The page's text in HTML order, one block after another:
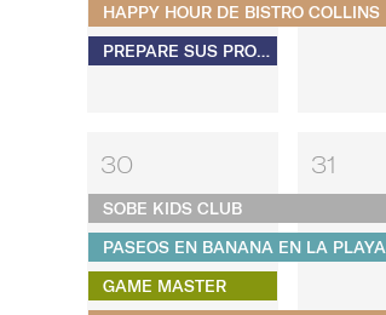
HAPPY HOUR DE BISTRO COLLINS
PREPARE SUS PROPIOS S'MORES
30
SOBE KIDS CLUB
PASEOS EN BANANA EN LA PLAYA
GAME MASTER
31